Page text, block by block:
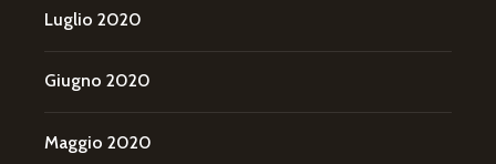
Luglio 2020
Giugno 2020
Maggio 2020